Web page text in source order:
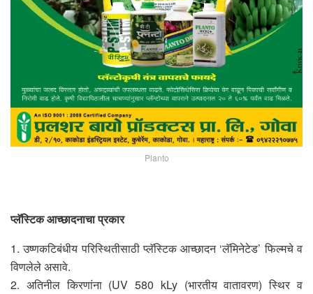
Planto
प्लॅस्टिक आच्छादनाचा प्रकार
1. उष्णकटिबंधीय परिस्थितीसाठी प्लॅस्टिक आच्छादन ‘लॅमिनेटेड’ फिल्मचे व
विणलेले असावे.
2. अतिनील किरणांना (UV 580 kLy (भारतीय वातावरण) स्थिर व